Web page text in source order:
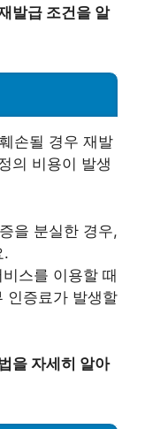
발급 조건을 알
손될 경우 재발
의 비용이 발생
을 분실한 경우,
.
스를 이용할 때
인증료가 발생할
을 자세히 알아